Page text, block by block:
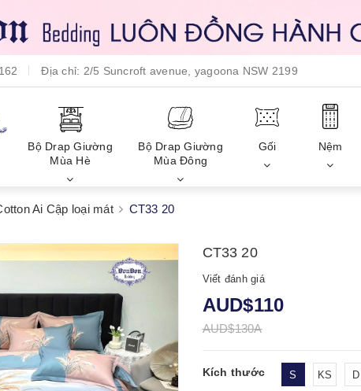
Địa chỉ: 2/5 Suncroft avenue, yagoona NSW 2199
Bộ Drap Giường
Mùa Hè
Bộ Drap Giường
Mùa Đông
Gối Nệm
Ai Cập loại mát CT33 20
CT33 20
Viết đánh giá
AUD$110
AUD$130A
Kích thước S KS D